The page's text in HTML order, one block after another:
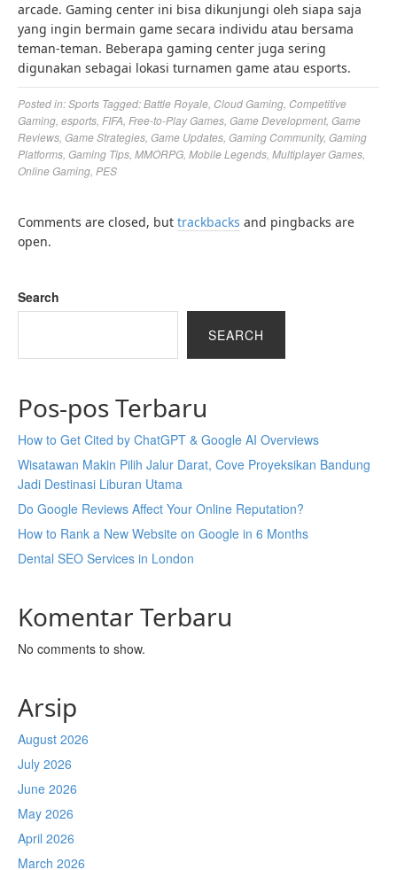
arcade. Gaming center ini bisa dikunjungi oleh siapa saja
yang ingin bermain game secara individu atau bersama
teman-teman. Beberapa gaming center juga sering
digunakan sebagai lokasi turnamen game atau esports.
Posted in:Sports Tagged:Battle Royale Cloud Gaming Competitive
Gaming esports FIFA Free-to-Play Games Game Development, Game
Reviews Game Strategies Game Updates Gaming Community, Gaming
Platforms Gaming Tips MMORPG Mobile Legends Multiplayer Games
Online Gaming PES
Comments are closed, but trackbacks and pingbacks are
open.
Search
SEARCH
Pos-pos Terbaru
How to Get Cited by ChatGPT & Google AI Overviews
Wisatawan Makin Pilih Jalur Darat, Cove Proyeksikan Bandung
Jadi Destinasi Liburan Utama
Do Google Reviews Affect Your Online Reputation?
How to Rank a New Website on Google in 6 Months
Dental SEO Services in London
Komentar Terbaru
No comments to show.
Arsip
August 2026
July 2026
June 2026
May 2026
April 2026
March 2026